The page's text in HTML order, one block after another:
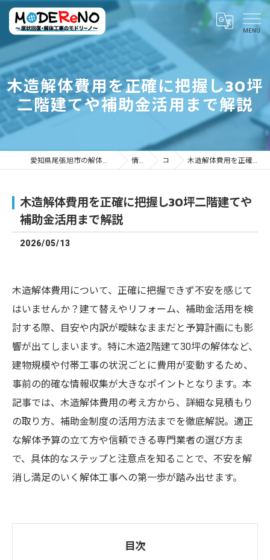
木造解体費用を正確に把握し30坪
二階建てや補助金活用まで解説
愛知県尾張旭市の解体ならMODEReNO ～原状回復・解体工事のモドリーノ～ 情報ブログ コラム 木造解体費用を正確に把握し30坪二階建てや補助金活用まで解説
木造解体費用を正確に把握し30坪二階建てや
補助金活用まで解説
2026/05/13
木造解体費用について、正確に把握できず不安を感じて
はいませんか？建て替えやリフォーム、補助金活用を検
討する際、目安や内訳が曖昧なままだと予算計画にも影
響が出てしまいます。特に木造2階建て30坪の解体など、
建物規模や付帯工事の状況ごとに費用が変動するため、
事前の的確な情報収集が大きなポイントとなります。本
記事では、木造解体費用の考え方から、詳細な見積もり
の取り方、補助金制度の活用方法までを徹底解説。適正
な解体予算の立て方や信頼できる専門業者の選び方ま
で、具体的なステップと注意点を知ることで、不安を解
消し満足のいく解体工事への第一歩が踏み出せます。
目次